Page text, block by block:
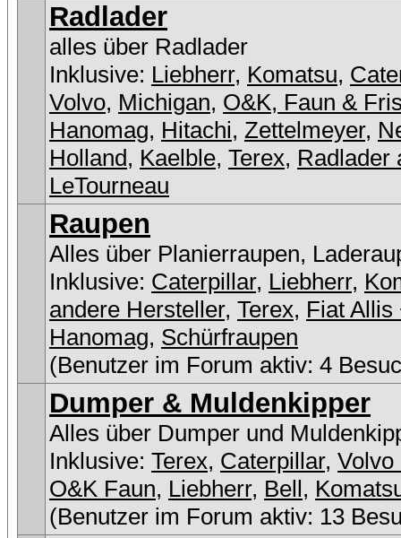
Radlader
alles über Radlader
Inklusive: Liebherr, Komatsu,
Volvo, Michigan, O&K, Faun &
Hanomag, Hitachi, Zettelmeyer,
Holland, Kaelble, Terex, Radlader
LeTourneau
Raupen
Alles über Planierraupen,
Inklusive: Caterpillar, Liebherr,
andere Hersteller, Terex, Fiat Allis
Hanomag, Schürfraupen
(Benutzer im Forum aktiv: 4
Dumper & Muldenkipper
Alles über Dumper und
Inklusive: Terex, Caterpillar, Volvo
O&K Faun, Liebherr, Bell,
(Benutzer im Forum aktiv: 13